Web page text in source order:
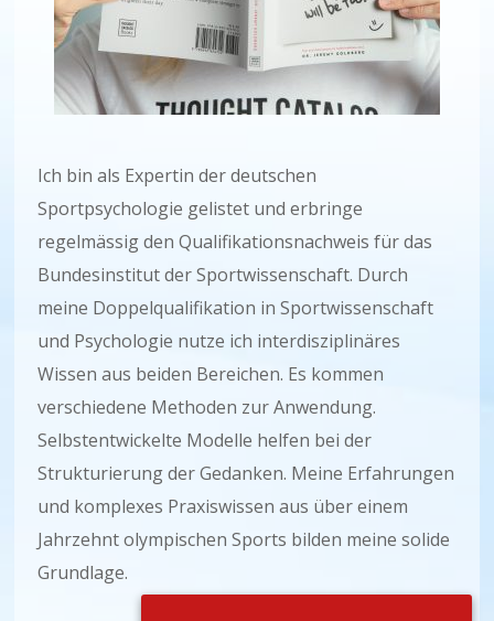
Ich bin als Expertin der deutschen
Sportpsychologie gelistet und erbringe
regelmässig den Qualifikationsnachweis für das
Bundesinstitut der Sportwissenschaft. Durch
meine Doppelqualifikation in Sportwissenschaft
und Psychologie nutze ich interdisziplinäres
Wissen aus beiden Bereichen. Es kommen
verschiedene Methoden zur Anwendung.
Selbstentwickelte Modelle helfen bei der
Strukturierung der Gedanken. Meine Erfahrungen
und komplexes Praxiswissen aus über einem
Jahrzehnt olympischen Sports bilden meine solide
Grundlage.